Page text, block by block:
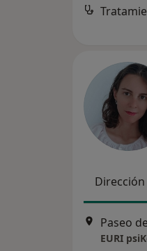
Dirección
EURI